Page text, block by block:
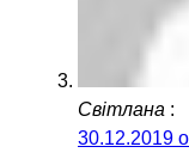
Світлана :
30.12.2019